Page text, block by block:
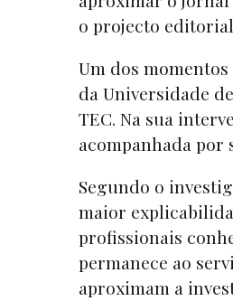
o projecto
Um dos
da Universidade
TEC. Na sua
acompanhada por
Segundo o
maior
profissionais
permanece ao
aproximam a